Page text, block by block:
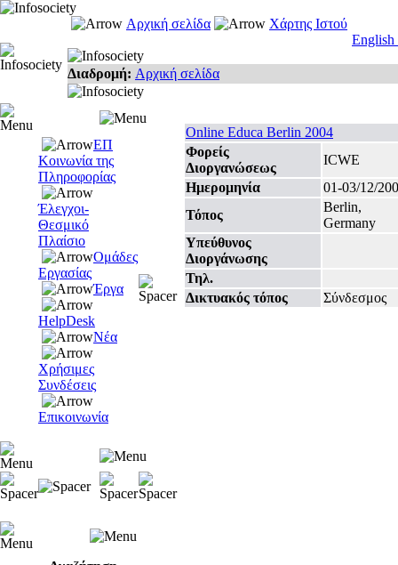
Αρχική σελίδα
Χάρτης Ιστού
English
Διαδρομή: Αρχική σελίδα
ΕΠ
Κοινωνία της
Πληροφορίας
Έλεγχοι-
Θεσμικό
Πλαίσιο
Ομάδες
Εργασίας
Έργα
HelpDesk
Νέα
Χρήσιμες
Συνδέσεις
Επικοινωνία
Online Educa Berlin 2004
Φορείς
Διοργανώσεως
ICWE
Ημερομηνία
01-03/12/
Τόπος
Berlin,
Germany
Υπεύθυνος
Διοργάνωσης
Τηλ.
Δικτυακός τόπος
Σύνδεσμος